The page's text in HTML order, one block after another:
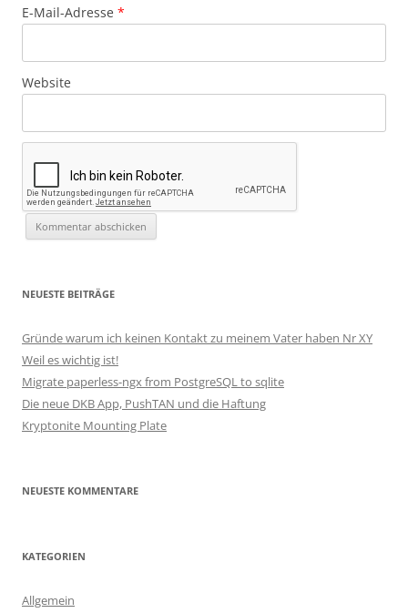
E-Mail-Adresse *
Website
NEUESTE BEITRÄGE
Gründe warum ich keinen Kontakt zu meinem Vater haben Nr XY
Weil es wichtig ist!
Migrate paperless-ngx from PostgreSQL to sqlite
Die neue DKB App, PushTAN und die Haftung
Kryptonite Mounting Plate
NEUESTE KOMMENTARE
KATEGORIEN
Allgemein